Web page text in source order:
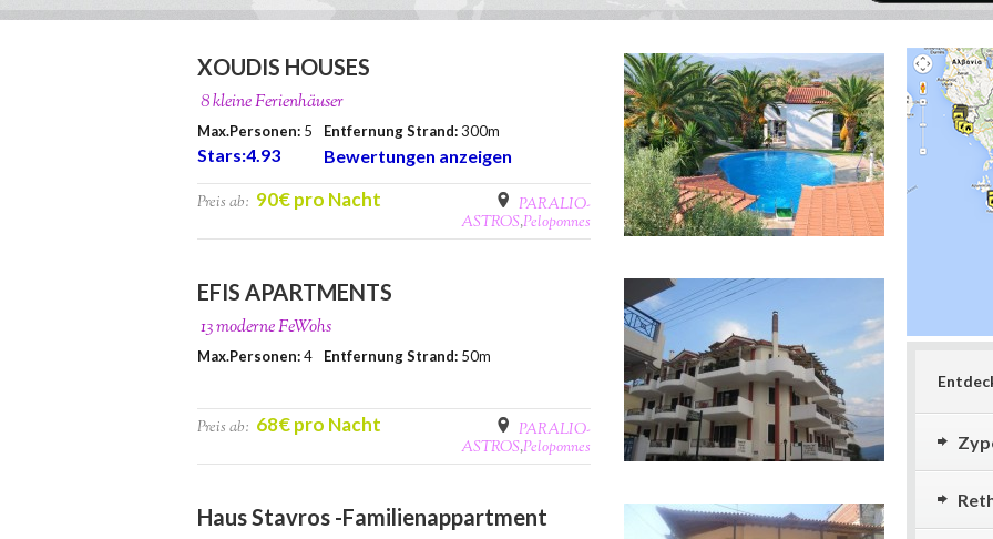
XOUDIS HOUSES
8 kleine Ferienhäuser
Max.Personen: 5 Entfernung Strand:300m
Stars:4.93 Bewertungen anzeigen
Preis ab: 90€ pro Nacht
PARALIO-
ASTROS,Peloponnes
EFIS APARTMENTS
13 moderne FeWohs
Max.Personen:4 Entfernung Strand: 50m
Preis ab: 68€ pro Nacht
PARALIO-
ASTROS,Peloponnes
Haus Stavros -Familienappartment